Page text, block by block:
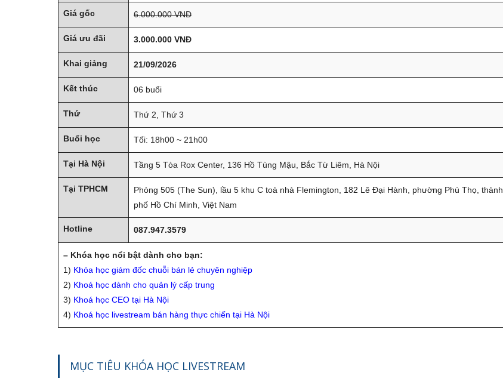
Giá gốc 6.000.000 VNĐ
Giá ưu đãi 3.000.000 VNĐ
Khai giảng 21/09/2026
Kết thúc 06 buổi
Thứ Thứ 2, Thứ 3
Buổi học Tối: 18h00 ~ 21h00
Tại Hà Nội Tầng 5 Tòa Rox Center, 136 Hồ Tùng Mậu, Bắc Từ Liêm, Hà Nội
Tại TPHCM
Phòng 505 (The Sun), lầu 5 khu C toà nhà Flemington, 182 Lê Đại Hành, phường Phú Thọ, thành
phố Hồ Chí Minh, Việt Nam
Hotline 087.947.3579
– Khóa học nổi bật dành cho bạn:
1) Khóa học giám đốc chuỗi bán lẻ chuyên nghiệp
2) Khoá học dành cho quản lý cấp trung
3) Khoá học CEO tại Hà Nội
4) Khoá học livestream bán hàng thực chiến tại Hà Nội
MỤC TIÊU KHÓA HỌC LIVESTREAM
1
3
5